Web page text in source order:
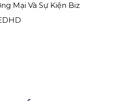
Mại Và Sự Kiện Biz